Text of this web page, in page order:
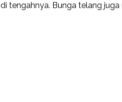
di tengahnya. Bunga telang